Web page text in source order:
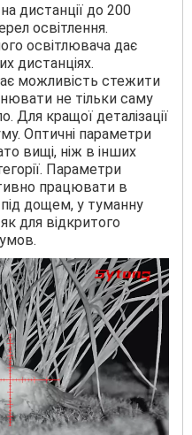
дистанції до 200
освітлення.
освітлювача дає
дистанціях.
можливість стежити
не тільки саму
Для кращої деталізації
Оптичні параметри
вищі, ніж в інших
Параметри
працювати в
дощем, у туманну
для відкритого